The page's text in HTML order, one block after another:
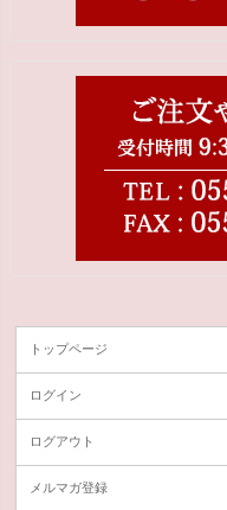
トップページ
ログイン
ログアウト
メルマガ登録